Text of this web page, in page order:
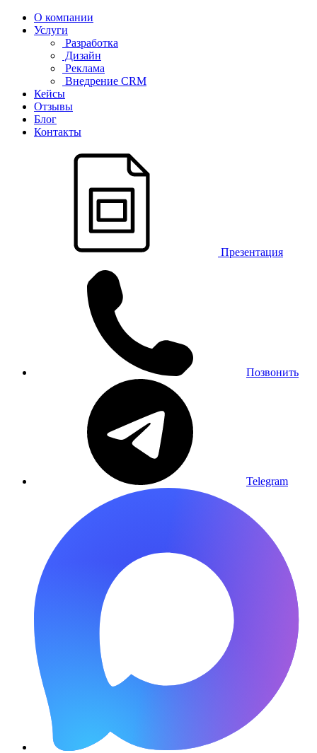
О компании
Услуги
Разработка
Дизайн
Реклама
Внедрение CRM
Кейсы
Отзывы
Блог
Контакты
Презентация
Позвонить
Telegram